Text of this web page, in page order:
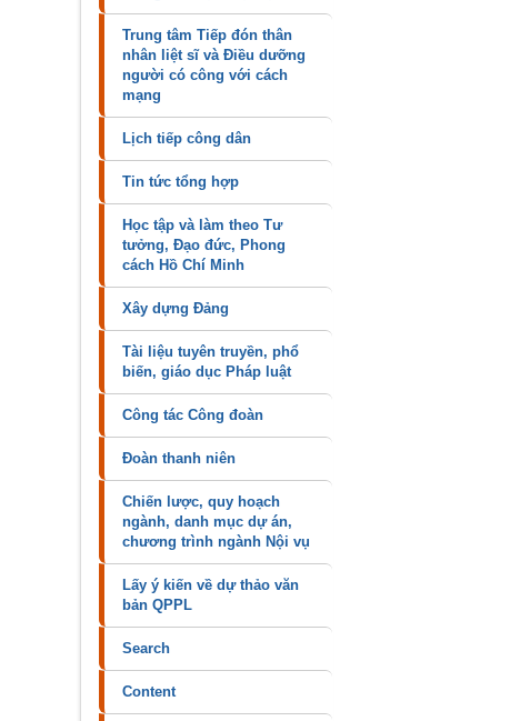
Trung tâm Tiếp đón thân
nhân liệt sĩ và Điều dưỡng
người có công với cách
mạng
Lịch tiếp công dân
Tin tức tổng hợp
Học tập và làm theo Tư
tưởng, Đạo đức, Phong
cách Hồ Chí Minh
Xây dựng Đảng
Tài liệu tuyên truyền, phổ
biến, giáo dục Pháp luật
Công tác Công đoàn
Đoàn thanh niên
Chiến lược, quy hoạch
ngành, danh mục dự án,
chương trình ngành Nội vụ
Lấy ý kiến về dự thảo văn
bản QPPL
Search
Content